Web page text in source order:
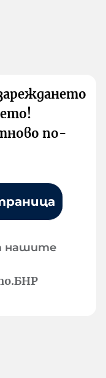
по-
нашите